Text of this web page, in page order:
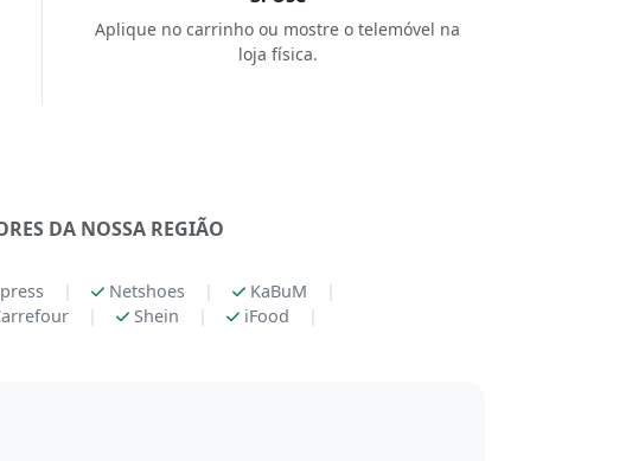
Aplique no carrinho ou mostre o telemóvel na
loja física.
DA NOSSA REGIÃO
| Netshoes | KaBuM
|
| Shein | iFood
|